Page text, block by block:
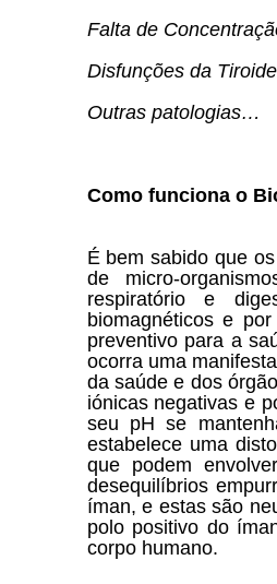
Falta de
Disfunções da Tiroide
Outras patologias…
Como funciona o
É bem sabido que
de micro-
respiratório e
biomagnéticos e
preventivo para a
ocorra uma
da saúde e dos
iónicas negativas e
seu pH se
estabelece uma
que podem
desequilíbrios
íman, e estas são
polo positivo do
corpo humano.